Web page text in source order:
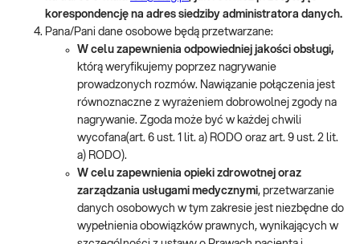
korespondencję na adres siedziby administratora danych.
Pana/Pani dane osobowe będą przetwarzane:
W celu zapewnienia odpowiedniej jakości obsługi,
którą weryfikujemy poprzez nagrywanie
prowadzonych rozmów. Nawiązanie połączenia jest
równoznaczne z wyrażeniem dobrowolnej zgody na
nagrywanie. Zgoda może być w każdej chwili
wycofana(art. 6 ust. 1 lit. a) RODO oraz art. 9 ust. 2 lit.
a) RODO).
W celu zapewnienia opieki zdrowotnej oraz
zarządzania usługami medycznymi, przetwarzanie
danych osobowych w tym zakresie jest niezbędne do
wypełnienia obowiązków prawnych, wynikających w